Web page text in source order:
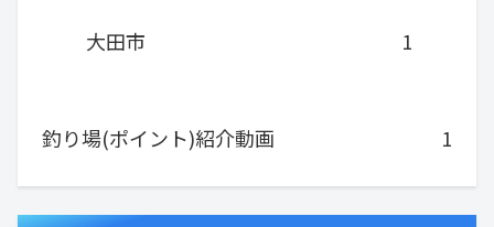
大田市
1
釣り場(ポイント)紹介動画 1